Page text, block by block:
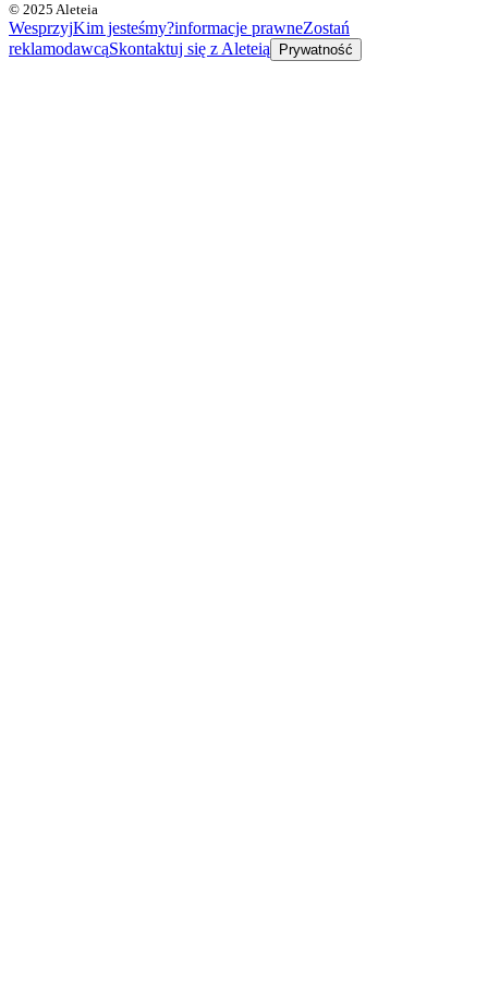
© 2025 Aleteia
WesprzyjKim jesteśmy?informacje prawneZostań
reklamodawcąSkontaktuj się z Aleteią Prywatność